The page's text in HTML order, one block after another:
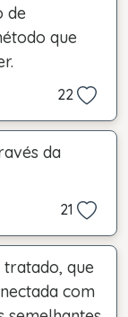
de
que
22
da
21
que
com